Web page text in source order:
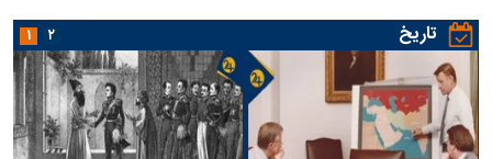
تاریخ ۱ ۲